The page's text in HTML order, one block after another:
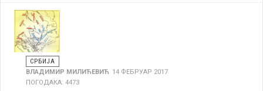
СРБИЈА
ВЛАДИМИР МИЛИЋЕВИЋ 14 ФЕБРУАР 2017
ПОГОДАКА: 4473